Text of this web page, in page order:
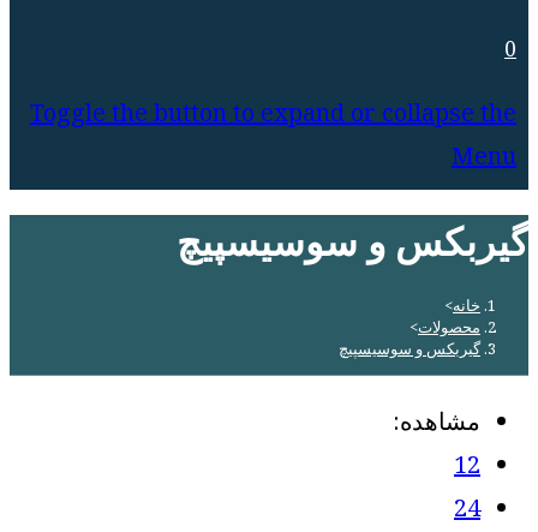
0
Toggle the button to expand or collapse the
Menu
گیربکس و سوسیسپیچ
خانه>
محصولات>
گیربکس و سوسیسپیچ
مشاهده:
12
24